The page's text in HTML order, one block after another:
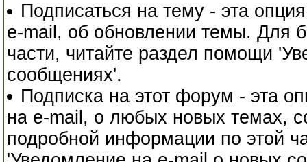
Подписаться на тему - эта
e-mail, об обновлении темы. Для
части, читайте раздел помощи
сообщениях'.
Подписка на этот форум - эта
на e-mail, о любых новых темах,
подробной информации по этой